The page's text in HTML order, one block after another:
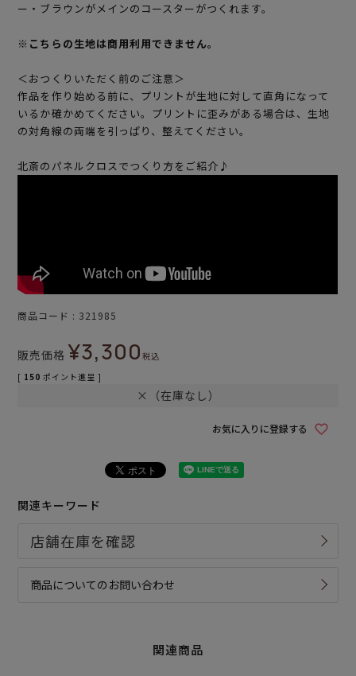
ー・ブラウンがメインのコースターがつくれます。
※こちらの生地は商用利用できません。
＜おつくりいただく前のご注意＞
作品を作り始める前に、プリントが生地に対して直角になって
いるか確かめてください。プリントに歪みがある場合は、生地
の対角線の両端を引っぱり、整えてください。
北斎のパネルクロスでつくり方をご紹介♪
商品コード 321985
販売価格 ¥3,300税込
[ 150 ポイント進呈 ]
×（在庫なし）
お気に入りに登録する
関連キーワード
商品についてのお問い合わせ
関連商品